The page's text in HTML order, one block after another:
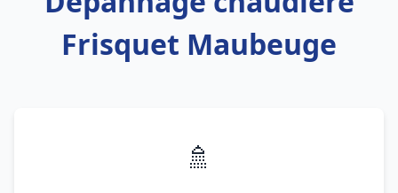
Frisquet Maubeuge
🚿